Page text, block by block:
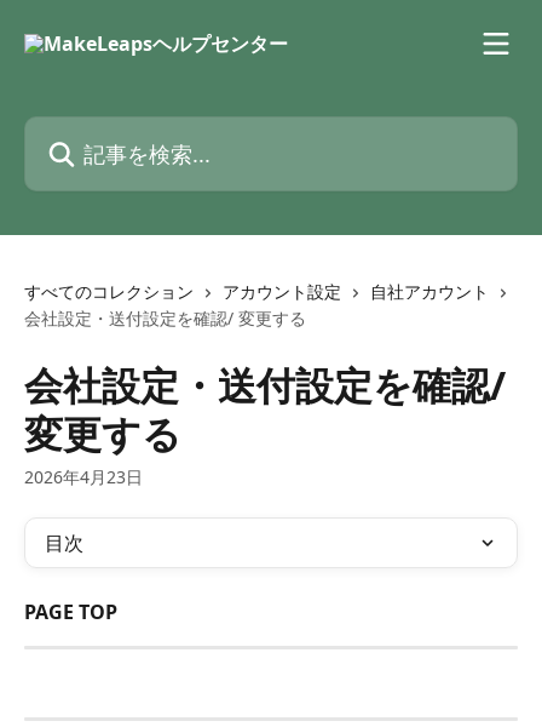
記事を検索...
すべてのコレクション アカウント設定
自社アカウント
会社設定・送付設定を確認/ 変更する
会社設定・送付設定を確認/
変更する
2026年4月23日
目次
PAGE TOP